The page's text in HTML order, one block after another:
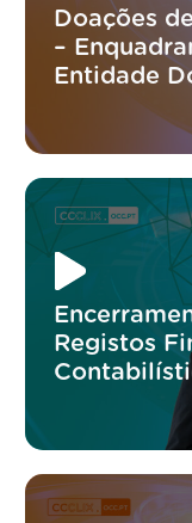
Doações
–
Entidade
Registos